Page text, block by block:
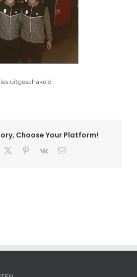
uitgeschakeld
Choose Your Platform!
Pinterest
Vk
E-